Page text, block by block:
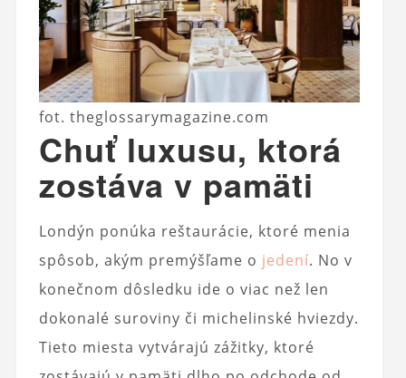
fot. theglossarymagazine.com
Chuť luxusu, ktorá
zostáva v pamäti
Londýn ponúka reštaurácie, ktoré menia
spôsob, akým premýšľame o jedení. No v
konečnom dôsledku ide o viac než len
dokonalé suroviny či michelinské hviezdy.
Tieto miesta vytvárajú zážitky, ktoré